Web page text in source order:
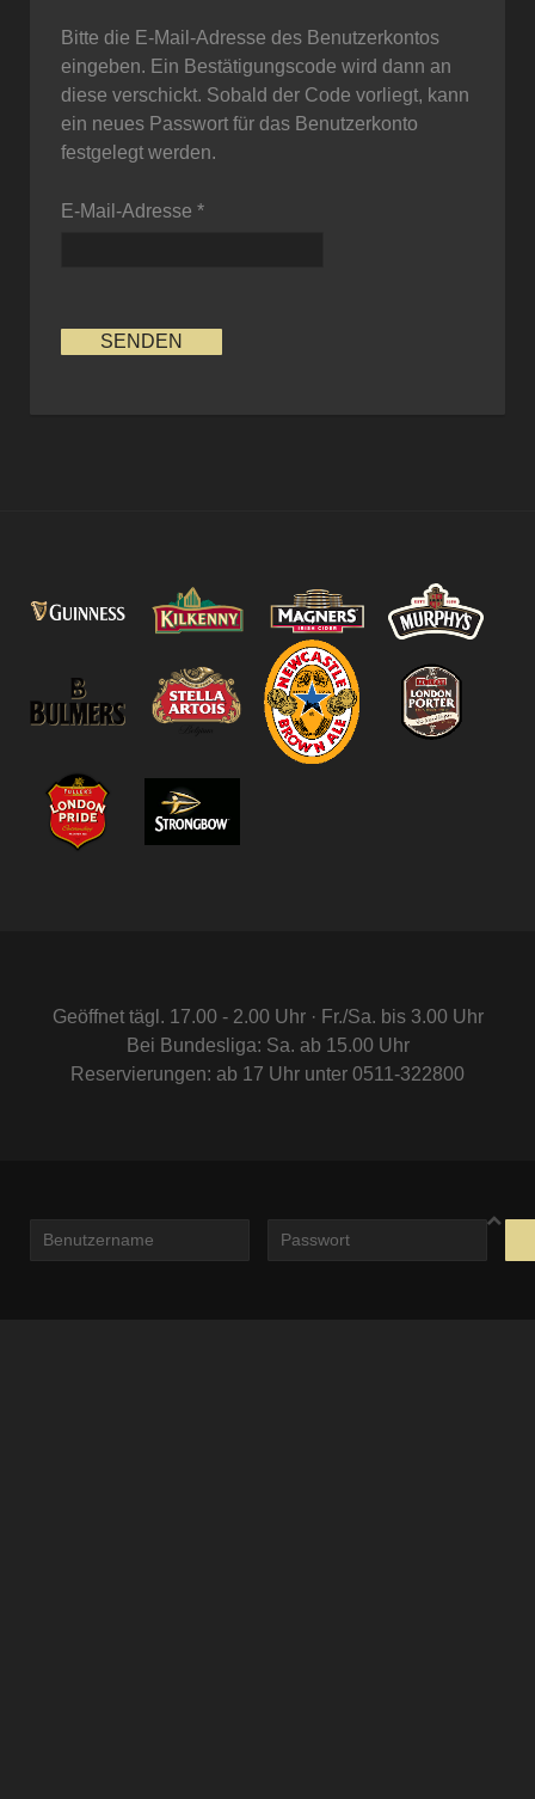
Bitte die E-Mail-Adresse des Benutzerkontos
eingeben. Ein Bestätigungscode wird dann an
diese verschickt. Sobald der Code vorliegt, kann
ein neues Passwort für das Benutzerkonto
festgelegt werden.
E-Mail-Adresse *
SENDEN
Geöffnet tägl. 17.00 - 2.00 Uhr · Fr./Sa. bis 3.00 Uhr
Bei Bundesliga: Sa. ab 15.00 Uhr
Reservierungen: ab 17 Uhr unter 0511-322800